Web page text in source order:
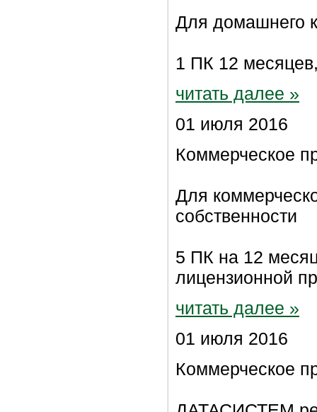
Для домашнего
1 ПК 12
читать далее »
01 июля 2016
Коммерческое
Для
собственности
5 ПК на 12
лицензионной
читать далее »
01 июля 2016
Коммерческое